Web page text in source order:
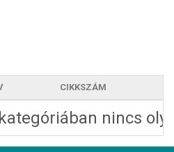
CIKKSZÁM
nincs